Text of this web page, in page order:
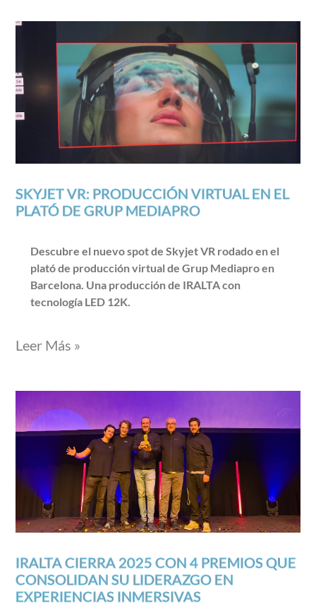
SKYJET VR: PRODUCCIÓN VIRTUAL EN EL
PLATÓ DE GRUP MEDIAPRO
Descubre el nuevo spot de Skyjet VR rodado en el
plató de producción virtual de Grup Mediapro en
Barcelona. Una producción de IRALTA con
tecnología LED 12K.
Leer Más »
IRALTA CIERRA 2025 CON 4 PREMIOS QUE
CONSOLIDAN SU LIDERAZGO EN
EXPERIENCIAS INMERSIVAS